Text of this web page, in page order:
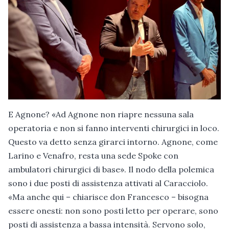
E Agnone? «Ad Agnone non riapre nessuna sala
operatoria e non si fanno interventi chirurgici in loco.
Questo va detto senza girarci intorno. Agnone, come
Larino e Venafro, resta una sede Spoke con
ambulatori chirurgici di base». Il nodo della polemica
sono i due posti di assistenza attivati al Caracciolo.
«Ma anche qui – chiarisce don Francesco – bisogna
essere onesti: non sono posti letto per operare, sono
posti di assistenza a bassa intensità. Servono solo,